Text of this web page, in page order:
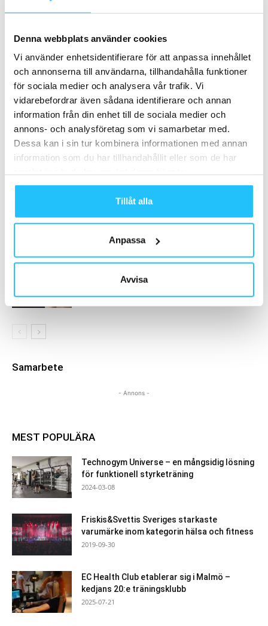
Denna webbplats använder cookies
Vi använder enhetsidentifierare för att anpassa innehållet
och annonserna till användarna, tillhandahålla funktioner
för sociala medier och analysera vår trafik. Vi
vidarebefordrar även sådana identifierare och annan
information från din enhet till de sociala medier och
annons- och analysföretag som vi samarbetar med.
Dessa kan i sin tur kombinera informationen med annan
information som du har tillhandahållit eller som de har
Tillåt alla
Anpassa
Avvisa
Brian van den Brink
Relaterade artiklar Mer av samma författare
Business
Fitness Brands samlar verksamheten i
ny miljöcertifierad anläggning i
Västerås
Technogym lanserar Sand Stone
moderna wellnessmiljöer
Pilates i fokus – Technogym lanserar
Samarbete
- Annons -
MEST POPULÄRA
Technogym Universe – en mångsidig lösning
för funktionell styrketräning
2024-03-08
Friskis&Svettis Sveriges starkaste
varumärke inom kategorin hälsa och fitness
2019-09-30
EC Health Club etablerar sig i Malmö –
kedjans 20:e träningsklubb
2025-07-21